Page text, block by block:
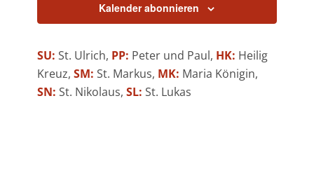
Kalender abonnieren
SU: St. Ulrich, PP: Peter und Paul, HK: Heilig
Kreuz,SM: St. Markus, MK: Maria Königin,
SN: St. Nikolaus,SL: St. Lukas